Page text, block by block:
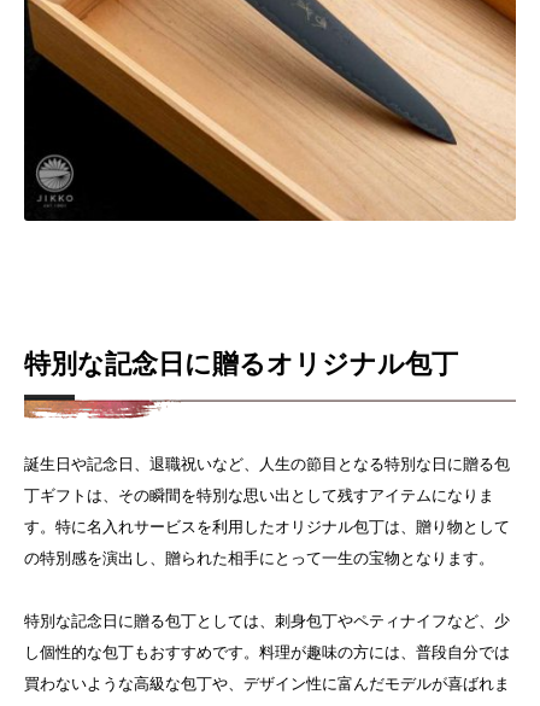
特別な記念日に贈るオリジナル包丁
誕生日や記念日、退職祝いなど、人生の節目となる特別な日に贈る包
丁ギフトは、その瞬間を特別な思い出として残すアイテムになりま
す。特に名入れサービスを利用したオリジナル包丁は、贈り物として
の特別感を演出し、贈られた相手にとって一生の宝物となります。
特別な記念日に贈る包丁としては、刺身包丁やペティナイフなど、少
し個性的な包丁もおすすめです。料理が趣味の方には、普段自分では
買わないような高級な包丁や、デザイン性に富んだモデルが喜ばれま